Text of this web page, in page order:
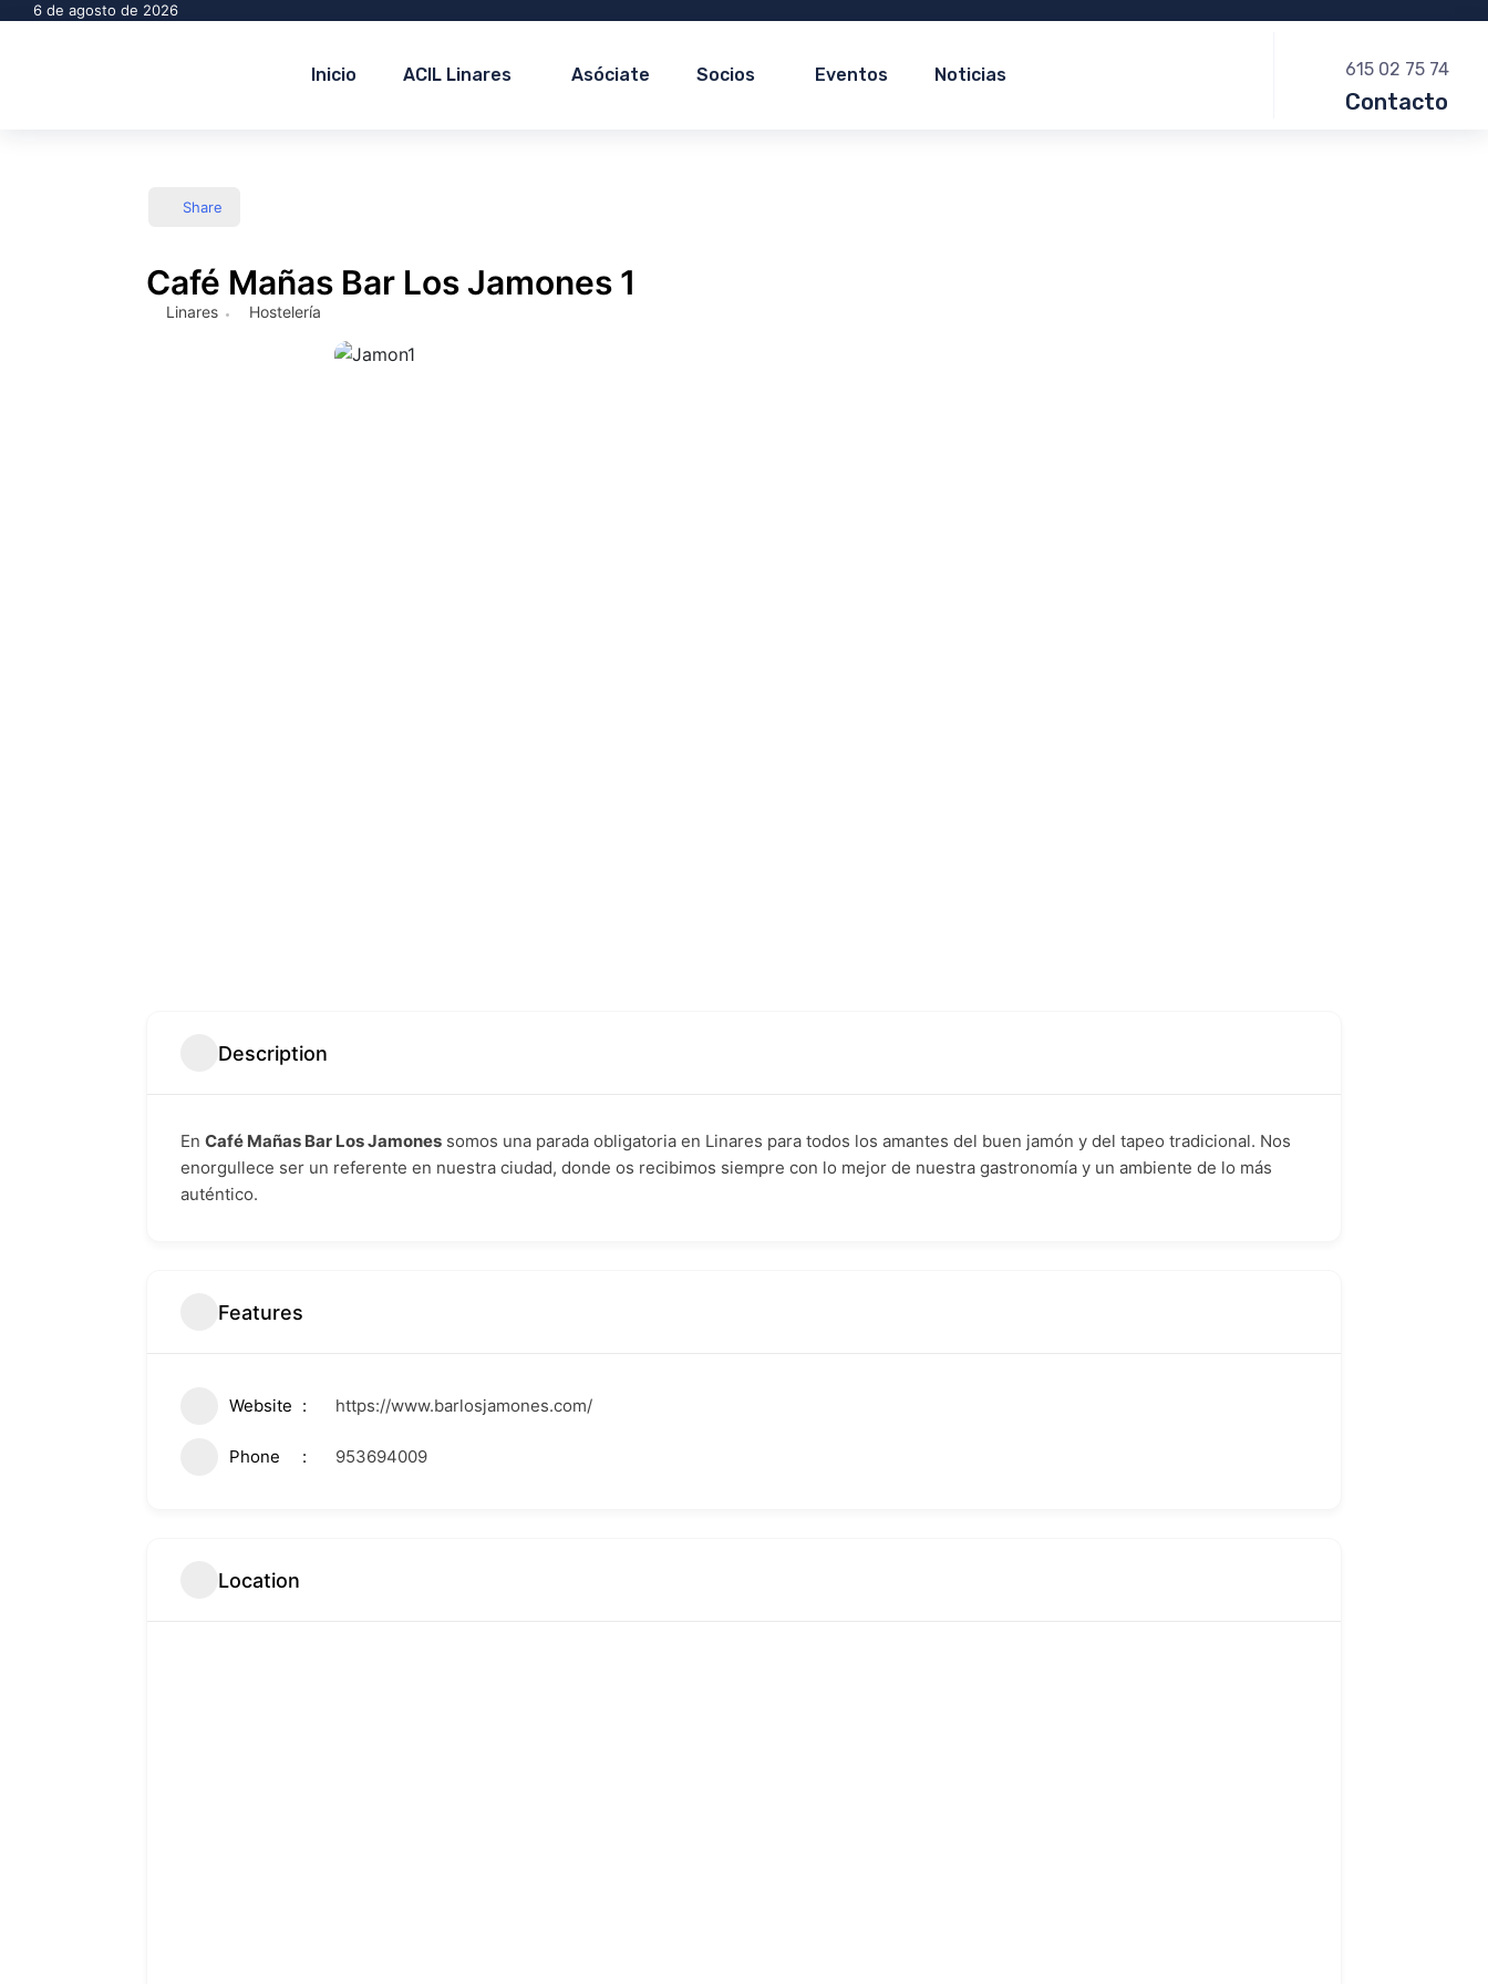
6 de agosto de 2026
Inicio ACIL Linares Asóciate Socios Eventos Noticias 615 02 75 74
Contacto
Share
Café Mañas Bar Los Jamones 1
Linares Hostelería
Description
En Café Mañas Bar Los Jamones somos una parada obligatoria en Linares para todos los amantes del buen jamón y del tapeo tradicional. Nos
enorgullece ser un referente en nuestra ciudad, donde os recibimos siempre con lo mejor de nuestra gastronomía y un ambiente de lo más
auténtico.
Features
Website https://www.barlosjamones.com/
Phone 953694009
Location